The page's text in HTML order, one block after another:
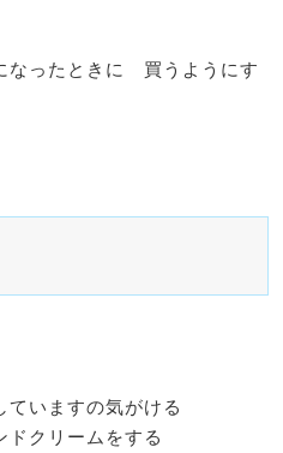
ったときに 買うようにす
いますの気がける
クリームをする